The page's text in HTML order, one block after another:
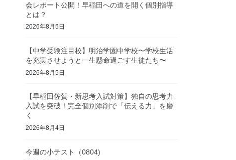
会レポート公開！早稲田への道を開く個別指導
とは？
2026年8月5日
【中学受験注目校】明治学園中学校〜学校生活
を充実させようと一生懸命過ごす生徒たち〜
2026年8月5日
【早稲田佐賀・新思考入試対策】独自の思考力
入試を突破！完全個別添削で「伝える力」を磨
く
2026年8月4日
今週の小テスト（0804)